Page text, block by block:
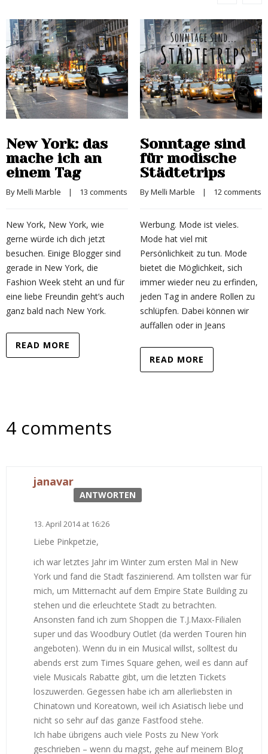
New York: das
mache ich an
einem Tag
By Melli Marble
    |
13 comments
New York, New York, wie
gerne würde ich dich jetzt
besuchen. Einige Blogger sind
gerade in New York, die
Fashion Week steht an und für
eine liebe Freundin geht’s auch
ganz bald nach New York.
READ MORE
Sonntage sind
für modische
Städtetrips
By Melli Marble
    |
12 comments
Werbung. Mode ist vieles.
Mode hat viel mit
Persönlichkeit zu tun. Mode
bietet die Möglichkeit, sich
immer wieder neu zu erfinden,
jeden Tag in andere Rollen zu
schlüpfen. Dabei können wir
auffallen oder in Jeans
READ MORE
4 comments
janavar
ANTWORTEN
13. April 2014 at 16:26
Liebe Pinkpetzie,
ich war letztes Jahr im Winter zum ersten Mal in New
York und fand die Stadt faszinierend. Am tollsten war für
mich, um Mitternacht auf dem Empire State Building zu
stehen und die erleuchtete Stadt zu betrachten.
Ansonsten fand ich zum Shoppen die T.J.Maxx-Filialen
super und das Woodbury Outlet (da werden Touren hin
angeboten). Wenn du in ein Musical willst, solltest du
abends erst zum Times Square gehen, weil es dann auf
viele Musicals Rabatte gibt, um die letzten Tickets
loszuwerden. Gegessen habe ich am allerliebsten in
Chinatown und Koreatown, weil ich Asiatisch liebe und
nicht so sehr auf das ganze Fastfood stehe.
Ich habe übrigens auch viele Posts zu New York
geschrieben – wenn du magst, gehe auf meinem Blog